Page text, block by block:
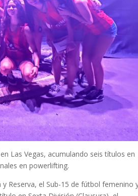
Las Vegas, acumulando seis títulos en
en powerlifting.
Reserva, el Sub-15 de fútbol femenino